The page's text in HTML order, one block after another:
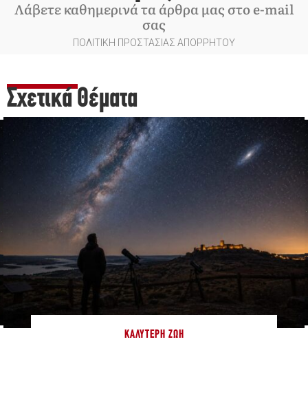
Λάβετε καθημερινά τα άρθρα μας στο e-mail
σας
ΠΟΛΙΤΙΚΗ ΠΡΟΣΤΑΣΙΑΣ ΑΠΟΡΡΗΤΟΥ
Σχετικά Θέματα
ΚΑΛΎΤΕΡΗ ΖΩΉ